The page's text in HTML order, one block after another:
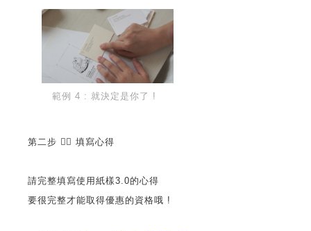
範例 4 : 就決定是你了 !
第二步 ✌🏻 填寫心得
請完整填寫使用紙樣3.0的心得
要很完整才能取得優惠的資格哦 !